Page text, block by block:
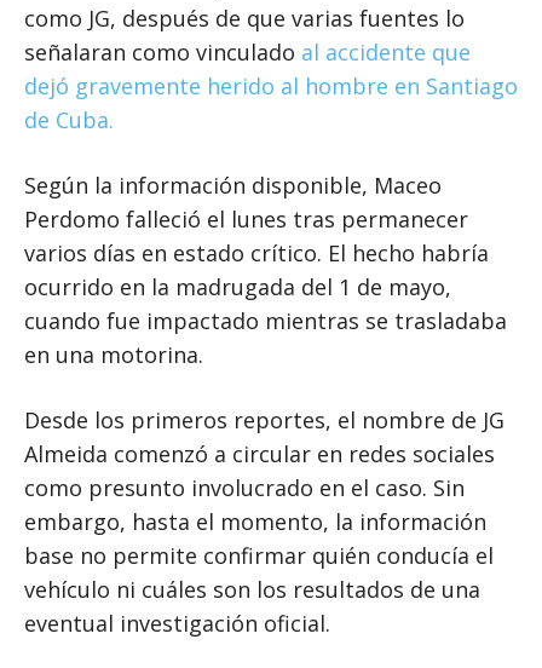
como JG, después de que varias fuentes lo
señalaran como vinculado al accidente que
dejó gravemente herido al hombre en Santiago
de Cuba.
Según la información disponible, Maceo
Perdomo falleció el lunes tras permanecer
varios días en estado crítico. El hecho habría
ocurrido en la madrugada del 1 de mayo,
cuando fue impactado mientras se trasladaba
en una motorina.
Desde los primeros reportes, el nombre de JG
Almeida comenzó a circular en redes sociales
como presunto involucrado en el caso. Sin
embargo, hasta el momento, la información
base no permite confirmar quién conducía el
vehículo ni cuáles son los resultados de una
eventual investigación oficial.